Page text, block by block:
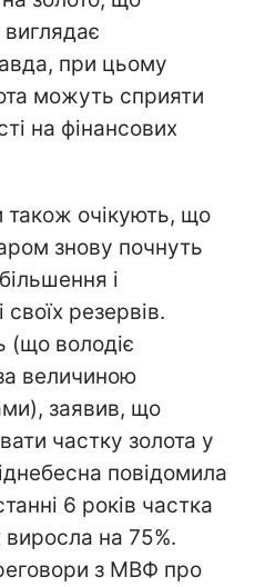
при цьому
можуть сприяти
на фінансових
також очікують, що
знову почнуть
і
резервів.
(що володіє
величиною
заявив, що
частку золота у
повідомила
6 років частка
виросла на 75%.
з МВФ про